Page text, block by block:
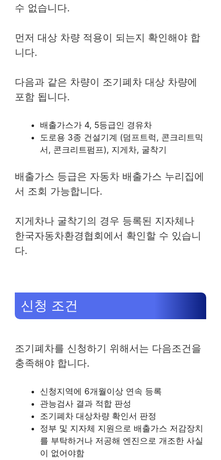
수 없습니다.
먼저 대상 차량 적용이 되는지 확인해야 합
니다.
다음과 같은 차량이 조기폐차 대상 차량에
포함 됩니다.
배출가스가 4, 5등급인 경유차
도로용 3종 건설기계 (덤프트럭, 콘크리트믹
서, 콘크리트펌프), 지게차, 굴착기
배출가스 등급은 자동차 배출가스 누리집에
서 조회 가능합니다.
지게차나 굴착기의 경우 등록된 지자체나
한국자동차환경협회에서 확인할 수 있습니
다.
신청 조건
조기폐차를 신청하기 위해서는 다음조건을
충족해야 합니다.
신청지역에 6개월이상 연속 등록
관능검사 결과 적합 판성
조기폐차 대상차량 확인서 판정
정부 및 지자체 지원으로 배출가스 저감장치
를 부탁하거나 저공해 엔진으로 개조한 사실
이 없어야함